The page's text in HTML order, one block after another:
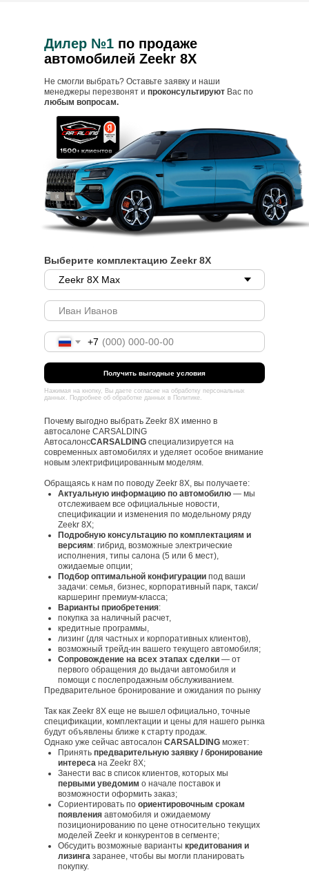
Дилер №1 по продаже
автомобилей Zeekr 8X
Не смогли выбрать? Оставьте заявку и наши
менеджеры перезвонят и проконсультируют Вас по
любым вопросам.
Почему выгодно выбрать Zeekr 8X именно в
автосалоне CARSALDING
АвтосалонсCARSALDING специализируется на
современных автомобилях и уделяет особое внимание
новым электрифицированным моделям.
Обращаясь к нам по поводу Zeekr 8X, вы получаете:
Актуальную информацию по автомобилю — мы
отслеживаем все официальные новости,
спецификации и изменения по модельному ряду
Zeekr 8X;
Подробную консультацию по комплектациям и
версиям: гибрид, возможные электрические
исполнения, типы салона (5 или 6 мест),
ожидаемые опции;
Подбор оптимальной конфигурации под ваши
задачи: семья, бизнес, корпоративный парк, такси/
каршеринг премиум‑класса;
Варианты приобретения:
покупка за наличный расчет,
кредитные программы,
лизинг (для частных и корпоративных клиентов),
возможный трейд‑ин вашего текущего автомобиля;
Сопровождение на всех этапах сделки — от
первого обращения до выдачи автомобиля и
помощи с послепродажным обслуживанием.
Предварительное бронирование и ожидания по рынку
Так как Zeekr 8X еще не вышел официально, точные
спецификации, комплектации и цены для нашего рынка
будут объявлены ближе к старту продаж.
Однако уже сейчас автосалон CARSALDING может:
Принять предварительную заявку / бронирование
интереса на Zeekr 8X;
Занести вас в список клиентов, которых мы
первыми уведомим о начале поставок и
возможности оформить заказ;
Сориентировать по ориентировочным срокам
появления автомобиля и ожидаемому
позиционированию по цене относительно текущих
моделей Zeekr и конкурентов в сегменте;
Обсудить возможные варианты кредитования и
лизинга заранее, чтобы вы могли планировать
покупку.
Выберите комплектацию Zeekr 8X
+7
Получить выгодные условия
Нажимая на кнопку, Вы даете согласие на обработку персональных
данных. Подробнее об обработке данных в Политике.